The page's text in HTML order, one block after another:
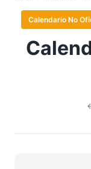
Calendario No